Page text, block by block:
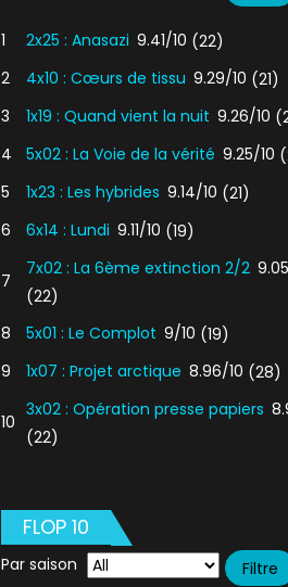
1 2x25 : Anasazi 9.41/10 (22)
2
4x10 : Cœurs de tissu 9.29/10 (21)
3
1x19 : Quand vient la nuit 9.26/10
4
5x02 : La Voie de la vérité 9.25/10
5
1x23 : Les hybrides 9.14/10 (21)
6
6x14 : Lundi 9.11/10 (19)
7
7x02 : La 6ème extinction 2/2
(22)
8
5x01 : Le Complot 9/10 (19)
9
1x07 : Projet arctique 8.96/10 (28)
10
3x02 : Opération presse papiers
(22)
FLOP 10
Par saison